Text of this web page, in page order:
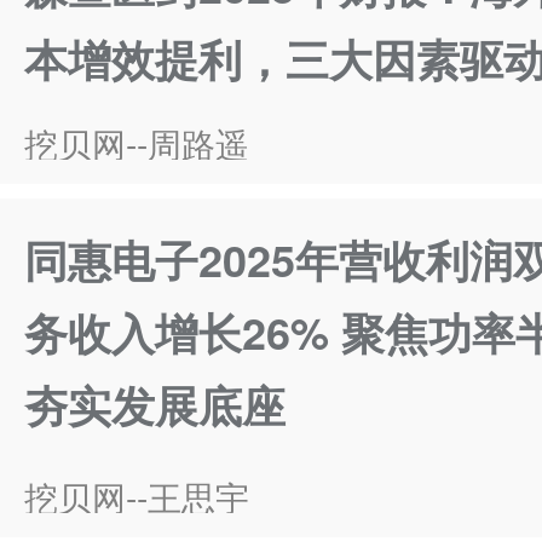
本增效提利，三大因素驱
挖贝网--周路遥
同惠电子2025年营收利润
务收入增长26% 聚焦功率
夯实发展底座
挖贝网--王思宇